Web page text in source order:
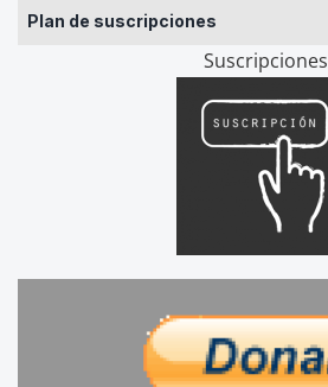
Plan de suscripciones
Suscripciones